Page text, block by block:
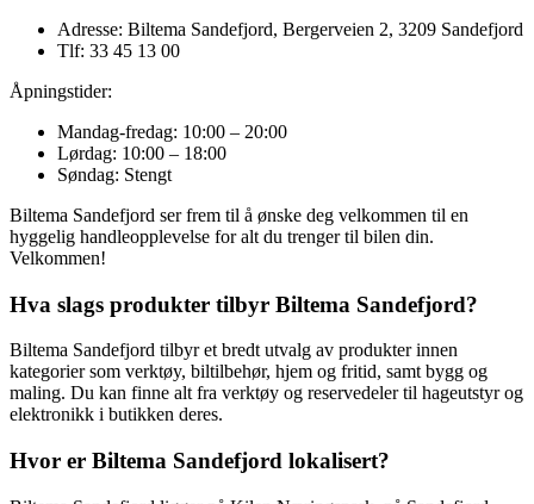
Adresse: Biltema Sandefjord, Bergerveien 2, 3209 Sandefjord
Tlf: 33 45 13 00
Åpningstider:
Mandag-fredag: 10:00 – 20:00
Lørdag: 10:00 – 18:00
Søndag: Stengt
Biltema Sandefjord ser frem til å ønske deg velkommen til en
hyggelig handleopplevelse for alt du trenger til bilen din.
Velkommen!
Hva slags produkter tilbyr Biltema Sandefjord?
Biltema Sandefjord tilbyr et bredt utvalg av produkter innen
kategorier som verktøy, biltilbehør, hjem og fritid, samt bygg og
maling. Du kan finne alt fra verktøy og reservedeler til hageutstyr og
elektronikk i butikken deres.
Hvor er Biltema Sandefjord lokalisert?